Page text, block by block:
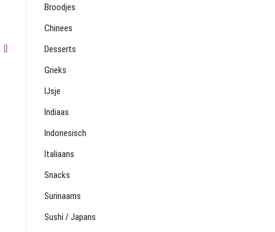
0
Broodjes
Chinees
Desserts
Grieks
IJsje
Indiaas
Indonesisch
Italiaans
Snacks
Surinaams
Sushi / Japans